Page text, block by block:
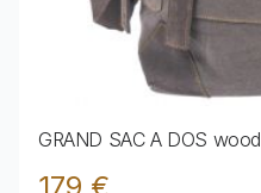
GRAND SAC A DOS wood